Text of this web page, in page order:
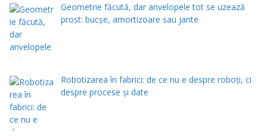
Geometrie făcută, dar anvelopele tot se uzează
prost: bucșe, amortizoare sau jante
Robotizarea în fabrici: de ce nu e despre roboți, ci
despre procese și date